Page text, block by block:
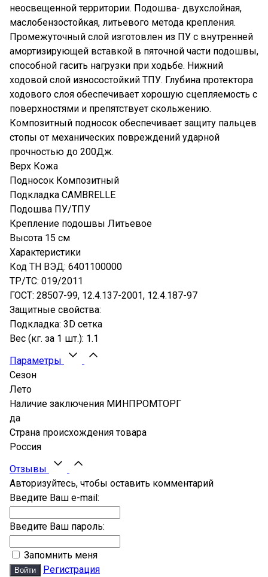
неосвещенной территории. Подошва- двухслойная,
маслобензостойкая, литьевого метода крепления.
Промежуточный слой изготовлен из ПУ с внутренней
амортизирующей вставкой в пяточной части подошвы,
способной гасить нагрузки при ходьбе. Нижний
ходовой слой износостойкий ТПУ. Глубина протектора
ходового слоя обеспечивает хорошую сцепляемость с
поверхностями и препятствует скольжению.
Композитный подносок обеспечивает защиту пальцев
стопы от механических повреждений ударной
прочностью до 200Дж.
Верх Кожа
Подносок Композитный
Подкладка CAMBRELLE
Подошва ПУ/ТПУ
Крепление подошвы Литьевое
Высота 15 см
Характеристики
Код ТН ВЭД: 6401100000
ТР/ТС: 019/2011
ГОСТ: 28507-99, 12.4.137-2001, 12.4.187-97
Защитные свойства:
Подкладка: 3D сетка
Вес (кг. за 1 шт.): 1.1
Параметры
Сезон
Лето
Наличие заключения МИНПРОМТОРГ
да
Страна происхождения товара
Россия
Отзывы
Авторизуйтесь, чтобы оставить комментарий
Введите Ваш e-mail:
Введите Ваш пароль:
Запомнить меня
Войти
Регистрация